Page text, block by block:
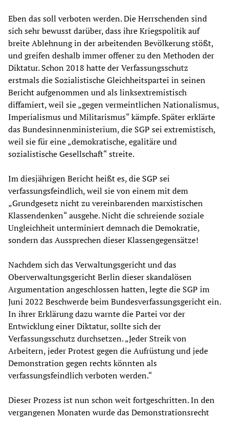
Eben das soll verboten werden. Die Herrschenden sind
sich sehr bewusst darüber, dass ihre Kriegspolitik auf
breite Ablehnung in der arbeitenden Bevölkerung stößt,
und greifen deshalb immer offener zu den Methoden der
Diktatur. Schon 2018 hatte der Verfassungsschutz
erstmals die Sozialistische Gleichheitspartei in seinen
Bericht aufgenommen und als linksextremistisch
diffamiert, weil sie „gegen vermeintlichen Nationalismus,
Imperialismus und Militarismus“ kämpfe. Später erklärte
das Bundesinnenministerium, die SGP sei extremistisch,
weil sie für eine „demokratische, egalitäre und
sozialistische Gesellschaft“ streite.
Im diesjährigen Bericht heißt es, die SGP sei
verfassungsfeindlich, weil sie von einem mit dem
„Grundgesetz nicht zu vereinbarenden marxistischen
Klassendenken“ ausgehe. Nicht die schreiende soziale
Ungleichheit unterminiert demnach die Demokratie,
sondern das Aussprechen dieser Klassengegensätze!
Nachdem sich das Verwaltungsgericht und das
Oberverwaltungsgericht Berlin dieser skandalösen
Argumentation angeschlossen hatten, legte die SGP im
Juni 2022 Beschwerde beim Bundesverfassungsgericht ein.
In ihrer Erklärung dazu warnte die Partei vor der
Entwicklung einer Diktatur, sollte sich der
Verfassungsschutz durchsetzen. „Jeder Streik von
Arbeitern, jeder Protest gegen die Aufrüstung und jede
Demonstration gegen rechts könnten als
verfassungsfeindlich verboten werden.“
Dieser Prozess ist nun schon weit fortgeschritten. In den
vergangenen Monaten wurde das Demonstrationsrecht